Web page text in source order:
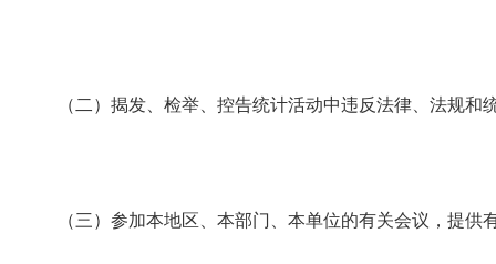
（二）揭发、检举、控告统计活动中违反法律、法规和
（三）参加本地区、本部门、本单位的有关会议，提供